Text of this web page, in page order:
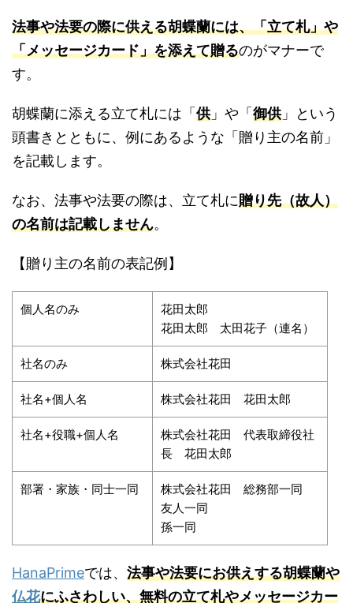
法事や法要の際に供える胡蝶蘭には、「立て札」や
「メッセージカード」を添えて贈るのがマナーで
す。
胡蝶蘭に添える立て札には「供」や「御供」という
頭書きとともに、例にあるような「贈り主の名前」
を記載します。
なお、法事や法要の際は、立て札に贈り先（故人）
の名前は記載しません。
【贈り主の名前の表記例】
個人名のみ
花田太郎
花田太郎 太田花子（連名）
社名のみ 株式会社花田
社名+個人名 株式会社花田 花田太郎
社名+役職+個人名
株式会社花田 代表取締役社
長 花田太郎
部署・家族・同士一同
株式会社花田 総務部一同
友人一同
孫一同
HanaPrimeでは、 法事や法要にお供えする胡蝶蘭や
仏花にふさわしい、無料の立て札やメッセージカー